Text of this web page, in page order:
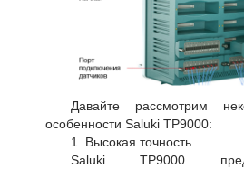
Давайте рассмотрим
особенности Saluki TP9000:
1. Высокая точность
Saluki TP9000